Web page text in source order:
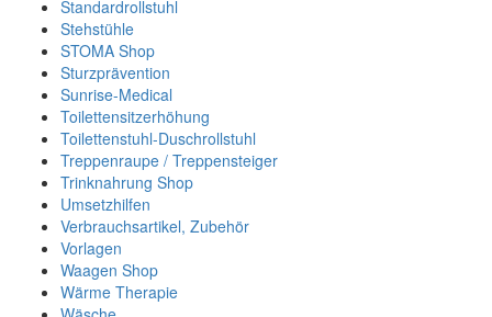
Standardrollstuhl
Stehstühle
STOMA Shop
Sturzprävention
Sunrise-Medical
Toilettensitzerhöhung
Toilettenstuhl-Duschrollstuhl
Treppenraupe / Treppensteiger
Trinknahrung Shop
Umsetzhilfen
Verbrauchsartikel, Zubehör
Vorlagen
Waagen Shop
Wärme Therapie